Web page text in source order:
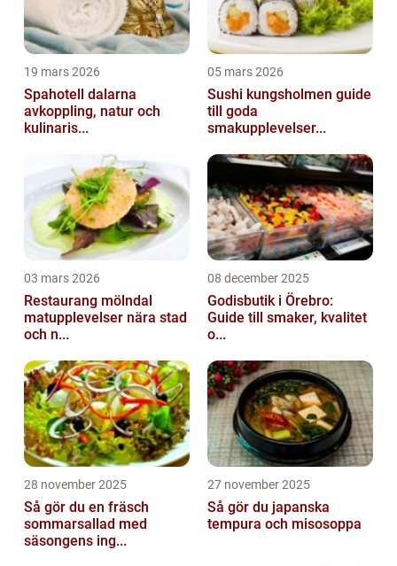
19 mars 2026
Spahotell dalarna
avkoppling, natur och
kulinaris...
05 mars 2026
Sushi kungsholmen guide
till goda
smakupplevelser...
03 mars 2026
Restaurang mölndal
matupplevelser nära stad
och n...
08 december 2025
Godisbutik i Örebro:
Guide till smaker, kvalitet
o...
28 november 2025
Så gör du en fräsch
sommarsallad med
säsongens ing...
27 november 2025
Så gör du japanska
tempura och misosoppa